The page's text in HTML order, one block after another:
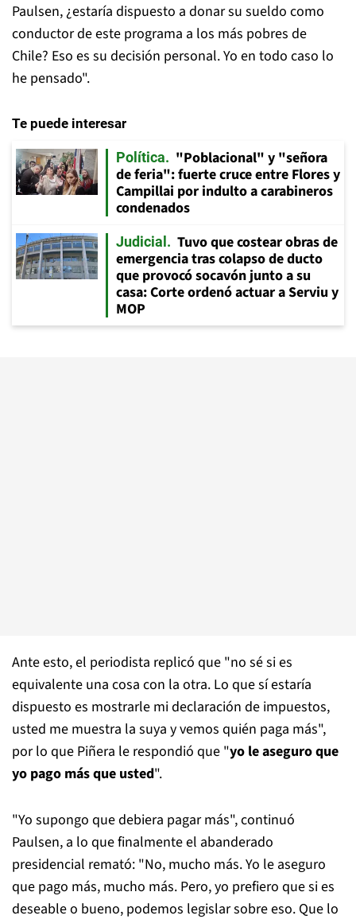
Paulsen, ¿estaría dispuesto a donar su sueldo como
conductor de este programa a los más pobres de
Chile? Eso es su decisión personal. Yo en todo caso lo
he pensado".
Te puede interesar
Política
"Poblacional" y "señora
de feria": fuerte cruce entre Flores y
Campillai por indulto a carabineros
condenados
Judicial
Tuvo que costear obras de
emergencia tras colapso de ducto
que provocó socavón junto a su
casa: Corte ordenó actuar a Serviu y
MOP
Ante esto, el periodista replicó que "no sé si es
equivalente una cosa con la otra. Lo que sí estaría
dispuesto es mostrarle mi declaración de impuestos,
usted me muestra la suya y vemos quién paga más",
por lo que Piñera le respondió que "yo le aseguro que
yo pago más que usted".
"Yo supongo que debiera pagar más", continuó
Paulsen, a lo que finalmente el abanderado
presidencial remató: "No, mucho más. Yo le aseguro
que pago más, mucho más. Pero, yo prefiero que si es
deseable o bueno, podemos legislar sobre eso. Que lo